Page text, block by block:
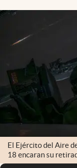
El Ejército del Aire
18 encaran su